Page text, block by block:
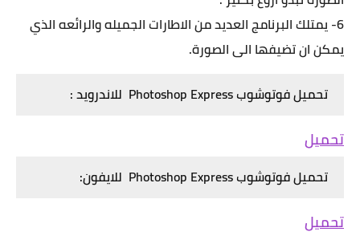
6- يمتلك البرنامج العديد من الاطارات الجميله والرائعه الذي
يمكن ان تضيفها الى الصورة.
تحميلفوتوشوب Photoshop Express للاندرويد :
تحميل
تحميلفوتوشوب Photoshop Express للايفون:
تحميل